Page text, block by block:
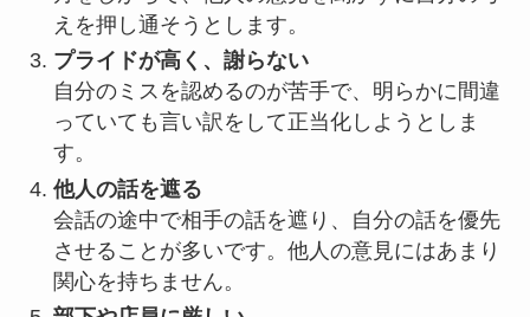
えを押し通そうとします。
プライドが高く、謝らない
自分のミスを認めるのが苦手で、明らかに間違
っていても言い訳をして正当化しようとしま
す。
他人の話を遮る
会話の途中で相手の話を遮り、自分の話を優先
させることが多いです。他人の意見にはあまり
関心を持ちません。